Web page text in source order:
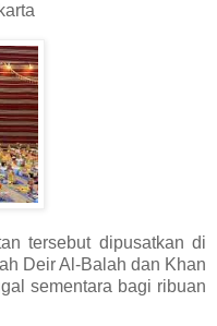
tersebut dipusatkan di
Deir Al-Balah dan Khan
sementara bagi ribuan